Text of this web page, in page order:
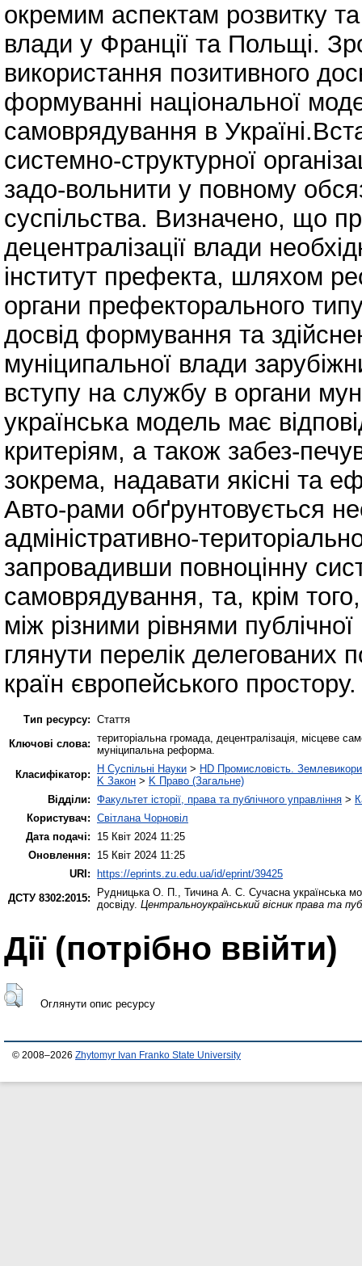
окремим аспектам розвитку
влади у Франції та Польщі.
використання позитивного
формуванні національної
самоврядування в
системно-структурної
задо-вольнити у повному
суспільства. Визначено, що
децентралізації влади
інститут префекта, шляхом
органи префекторального
досвід формування та
муніципальної влади
вступу на службу в органи
українська модель має
критеріям, а також забез-
зокрема, надавати якісні та
Авто-рами обґрунтовується
адміністративно-
запровадивши повноцінну
самоврядування, та, крім
між різними рівнями
глянути перелік делегованих
країн європейського простору.
Тип ресурсу: Стаття
Ключові слова: територіальна громада, децентралізація, місцеве
муніципальна реформа.
Класифікатор:
H Суспільні Науки > HD Промисловість.
K Закон > K Право (Загальне)
Відділи: Факультет історії, права та публічного управління >
Користувач: Світлана Чорновіл
Дата подачі:
15 Квіт 2024 11:25
Оновлення:
15 Квіт 2024 11:25
URI: https://eprints.zu.edu.ua/id/eprint/39425
ДСТУ 8302:2015:
Рудницька О. П. Тичина А. С. Сучасна українська
досвіду. Центральноукраїнський вісник права та
Дії ​​(потрібно ввійти)
Оглянути опис ресурсу
© 2008–2026 Zhytomyr Ivan Franko State University